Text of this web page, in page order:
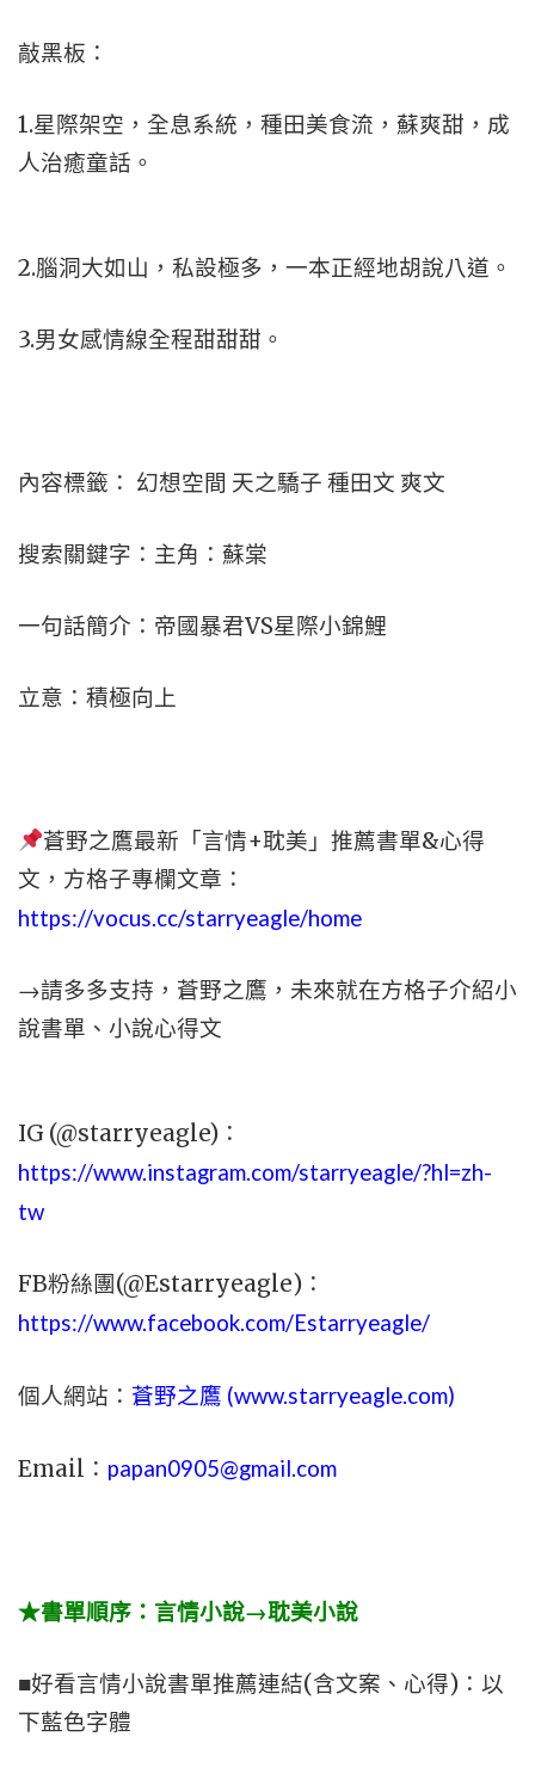
敲黑板：
1.星際架空，全息系統，種田美食流，蘇爽甜，成
人治癒童話。
2.腦洞大如山，私設極多，一本正經地胡說八道。
3.男女感情線全程甜甜甜。
內容標籤： 幻想空間 天之驕子 種田文 爽文
搜索關鍵字：主角：蘇棠
一句話簡介：帝國暴君VS星際小錦鯉
立意：積極向上
蒼野之鷹最新「言情+耽美」推薦書單&心得
文， 方格子專欄文章：
https://vocus.cc/starryeagle/home
→請多多支持，蒼野之鷹，未來就在方格子介紹小
說書單、小說心得文
IG (@starryeagle)：
https://www.instagram.com/starryeagle/?hl=zh-
tw
FB粉絲團(@Estarryeagle)：
https://www.facebook.com/Estarryeagle/
個人網站： 蒼野之鷹 (www.starryeagle.com)
Email： papan0905@gmail.com
★書單順序：言情小說→耽美小說
■好看言情小說書單推薦連結(含文案、心得)：以
下藍色字體